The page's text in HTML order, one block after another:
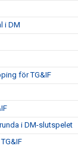
i DM
för TG&IF
i DM-slutspelet